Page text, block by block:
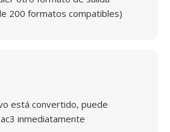
200 formatos compatibles)
está convertido, puede
inmediatamente